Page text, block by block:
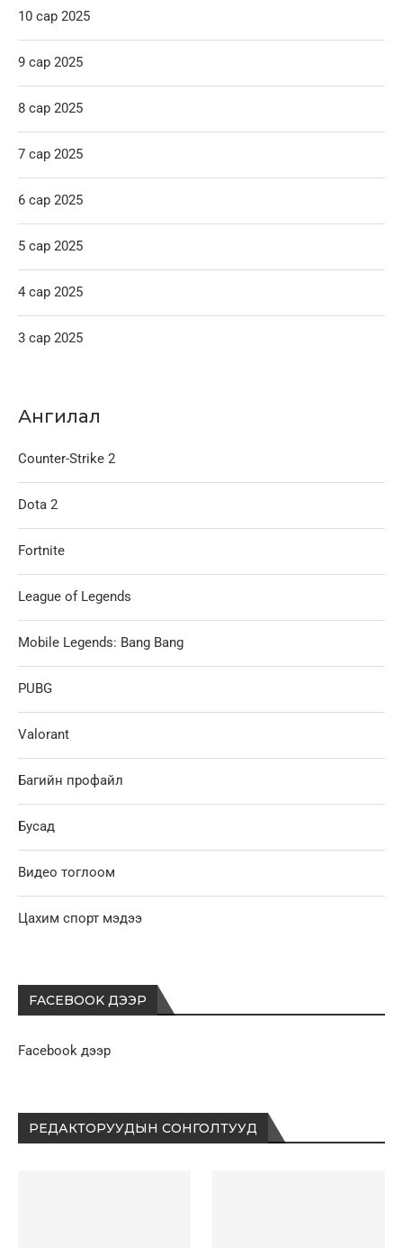
10 сар 2025
9 сар 2025
8 сар 2025
7 сар 2025
6 сар 2025
5 сар 2025
4 сар 2025
3 сар 2025
Ангилал
Counter-Strike 2
Dota 2
Fortnite
League of Legends
Mobile Legends: Bang Bang
PUBG
Valorant
Багийн профайл
Бусад
Видео тоглоом
Цахим спорт мэдээ
FACEBOOK ДЭЭР
Facebook дээр
РЕДАКТОРУУДЫН СОНГОЛТУУД